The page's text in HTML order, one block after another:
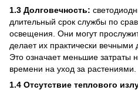
1.3 Долговечность:
длительный срок службы по
освещения. Они могут
делает их практически
Это означает меньшие затраты
времени на уход за растениями.
1.4 Отсутствие теплового